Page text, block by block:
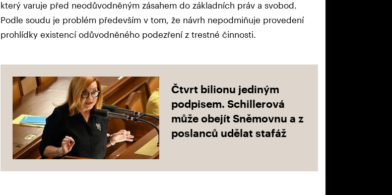
který varuje před neodůvodněným zásahem do základních práv a svobod.
Podle soudu je problém především v tom, že návrh nepodmiňuje provedení
prohlídky existencí odůvodněného podezření z trestné činnosti.
Čtvrt bilionu jediným
podpisem. Schillerová
může obejít Sněmovnu a z
poslanců udělat stafáž